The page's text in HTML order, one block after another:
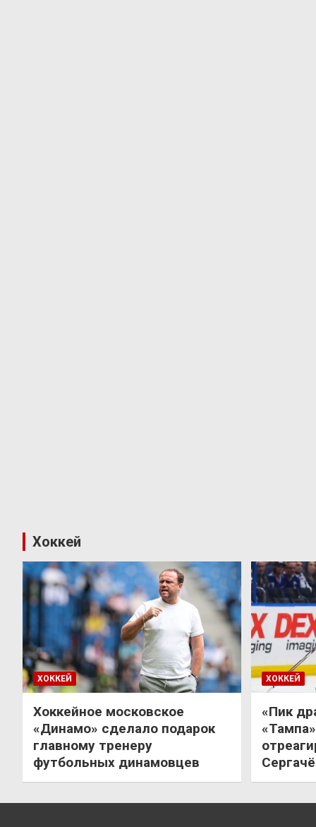
Хоккей
ХОККЕЙ
Хоккейное московское
«Динамо» сделало подарок
главному тренеру
футбольных динамовцев
ХОККЕЙ
«Пик